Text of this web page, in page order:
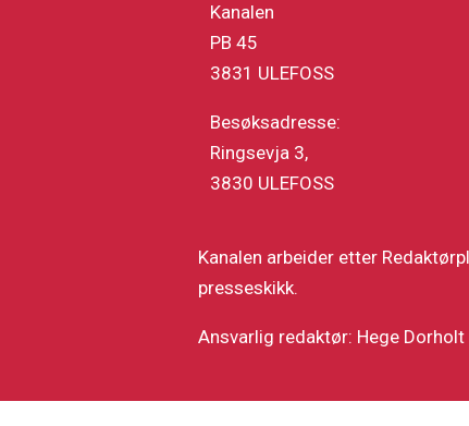
Kanalen
PB 45
3831 ULEFOSS
Besøksadresse:
Ringsevja 3,
3830 ULEFOSS
Kanalen arbeider etter
presseskikk.
Ansvarlig redaktør: Hege Dorholt